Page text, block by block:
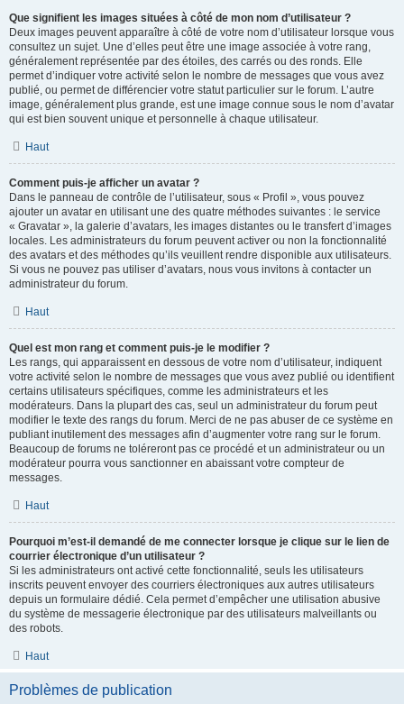
Que signifient les images situées à côté de mon nom d’utilisateur ?
Deux images peuvent apparaître à côté de votre nom d’utilisateur lorsque vous
consultez un sujet. Une d’elles peut être une image associée à votre rang,
généralement représentée par des étoiles, des carrés ou des ronds. Elle
permet d’indiquer votre activité selon le nombre de messages que vous avez
publié, ou permet de différencier votre statut particulier sur le forum. L’autre
image, généralement plus grande, est une image connue sous le nom d’avatar
qui est bien souvent unique et personnelle à chaque utilisateur.
Haut
Comment puis-je afficher un avatar ?
Dans le panneau de contrôle de l’utilisateur, sous « Profil », vous pouvez
ajouter un avatar en utilisant une des quatre méthodes suivantes : le service
« Gravatar », la galerie d’avatars, les images distantes ou le transfert d’images
locales. Les administrateurs du forum peuvent activer ou non la fonctionnalité
des avatars et des méthodes qu’ils veuillent rendre disponible aux utilisateurs.
Si vous ne pouvez pas utiliser d’avatars, nous vous invitons à contacter un
administrateur du forum.
Haut
Quel est mon rang et comment puis-je le modifier ?
Les rangs, qui apparaissent en dessous de votre nom d’utilisateur, indiquent
votre activité selon le nombre de messages que vous avez publié ou identifient
certains utilisateurs spécifiques, comme les administrateurs et les
modérateurs. Dans la plupart des cas, seul un administrateur du forum peut
modifier le texte des rangs du forum. Merci de ne pas abuser de ce système en
publiant inutilement des messages afin d’augmenter votre rang sur le forum.
Beaucoup de forums ne toléreront pas ce procédé et un administrateur ou un
modérateur pourra vous sanctionner en abaissant votre compteur de
messages.
Haut
Pourquoi m’est-il demandé de me connecter lorsque je clique sur le lien de
courrier électronique d’un utilisateur ?
Si les administrateurs ont activé cette fonctionnalité, seuls les utilisateurs
inscrits peuvent envoyer des courriers électroniques aux autres utilisateurs
depuis un formulaire dédié. Cela permet d’empêcher une utilisation abusive
du système de messagerie électronique par des utilisateurs malveillants ou
des robots.
Haut
Problèmes de publication